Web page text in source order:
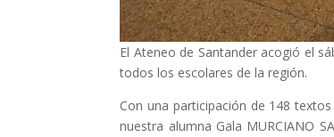
El Ateneo de Santander acogió el
todos los escolares de la región.
Con una participación de 148
nuestra alumna Gala MURCIANO